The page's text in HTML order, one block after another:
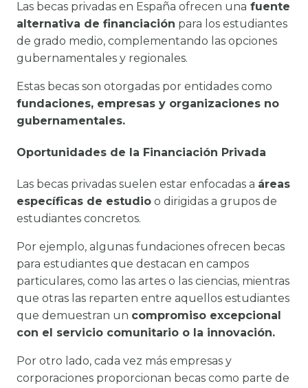
Las becas privadas en España ofrecen una fuente
alternativa de financiación para los estudiantes
de grado medio, complementando las opciones
gubernamentales y regionales.
Estas becas son otorgadas por entidades como
fundaciones, empresas y organizaciones no
gubernamentales.
Oportunidades de la Financiación Privada
Las becas privadas suelen estar enfocadas a áreas
específicas de estudio o dirigidas a grupos de
estudiantes concretos.
Por ejemplo, algunas fundaciones ofrecen becas
para estudiantes que destacan en campos
particulares, como las artes o las ciencias, mientras
que otras las reparten entre aquellos estudiantes
que demuestran un compromiso excepcional
con el servicio comunitario o la innovación.
Por otro lado, cada vez más empresas y
corporaciones proporcionan becas como parte de